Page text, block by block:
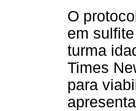
O
em
turma
Times
para